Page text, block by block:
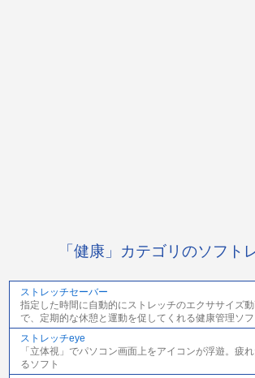
「健康」カテゴリのソフト
ストレッチセーバー
指定した時間に自動的にストレッチのエクササイズ
で、定期的な休憩と運動を促してくれる健康管理ソフ
ストレッチeye
「立体視」でパソコン画面上をアイコンが浮遊。疲
るソフト